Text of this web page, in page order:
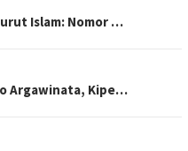
Islam: Nomor …
Argawinata, Kipe…